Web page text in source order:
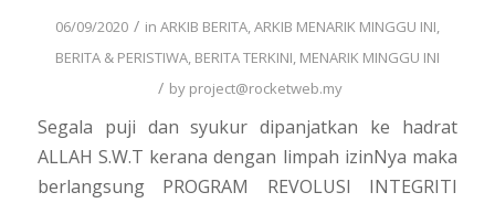
06/09/2020 / in ARKIB BERITA,ARKIB MENARIK MINGGU INI,
BERITA & PERISTIWA, BERITA TERKINI, MENARIK MINGGU INI
/ by project@rocketweb.my
Segala puji dan syukur dipanjatkan ke hadrat
ALLAH S.W.T kerana dengan limpah izinNya maka
berlangsung PROGRAM REVOLUSI INTEGRITI